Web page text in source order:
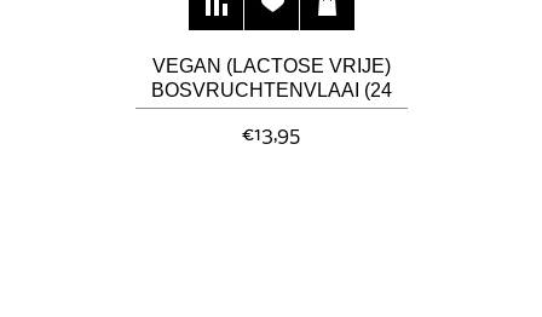
VEGAN (LACTOSE VRIJE)
BOSVRUCHTENVLAAI (24
CM)
€13,95